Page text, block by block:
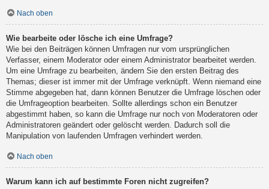
Nach oben
Wie bearbeite oder lösche ich eine Umfrage?
Wie bei den Beiträgen können Umfragen nur vom ursprünglichen
Verfasser, einem Moderator oder einem Administrator bearbeitet werden.
Um eine Umfrage zu bearbeiten, ändern Sie den ersten Beitrag des
Themas; dieser ist immer mit der Umfrage verknüpft. Wenn niemand eine
Stimme abgegeben hat, dann können Benutzer die Umfrage löschen oder
die Umfrageoption bearbeiten. Sollte allerdings schon ein Benutzer
abgestimmt haben, so kann die Umfrage nur noch von Moderatoren oder
Administratoren geändert oder gelöscht werden. Dadurch soll die
Manipulation von laufenden Umfragen verhindert werden.
Nach oben
Warum kann ich auf bestimmte Foren nicht zugreifen?